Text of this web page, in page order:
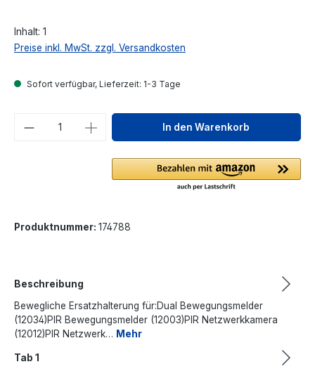
Inhalt: 1
Preise inkl. MwSt. zzgl. Versandkosten
Sofort verfügbar, Lieferzeit: 1-3 Tage
Produkt Anzahl: Gib denIn den Warenkorb
Produktnummer: 174788
Beschreibung
Bewegliche Ersatzhalterung für:Dual Bewegungsmelder
(12034)PIR Bewegungsmelder (12003)PIR Netzwerkkamera
(12012)PIR Netzwerk… Mehr
Tab 1